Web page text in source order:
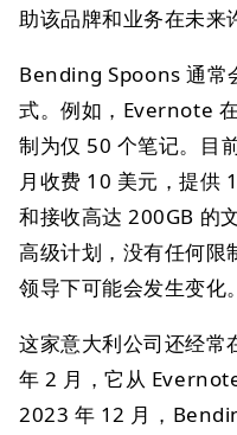
助该品牌和业务在未来
Bending Spoons 通常
式。例如，Evernote
制为仅 50 个笔记。目
月收费 10 美元，提供
和接收高达 200GB 的
高级计划，没有任何
领导下可能会发生变化。
这家意大利公司还经
年 2 月，它从
2023 年 12 月，